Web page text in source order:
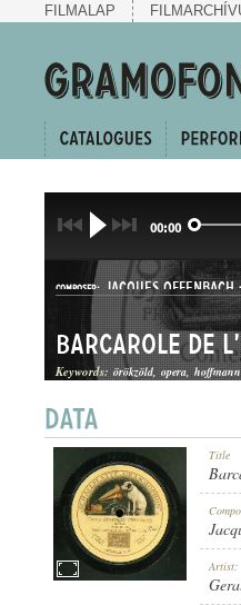
FILMALAP
00:00
COMPOSER: JACQUES OFFENBACH
ÁRIA
Barcarole de
Keywords: örökzöld opera
Title
Artist: